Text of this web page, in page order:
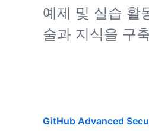
예제 및 실습 활
술과 지식을 구
GitHub Advanced